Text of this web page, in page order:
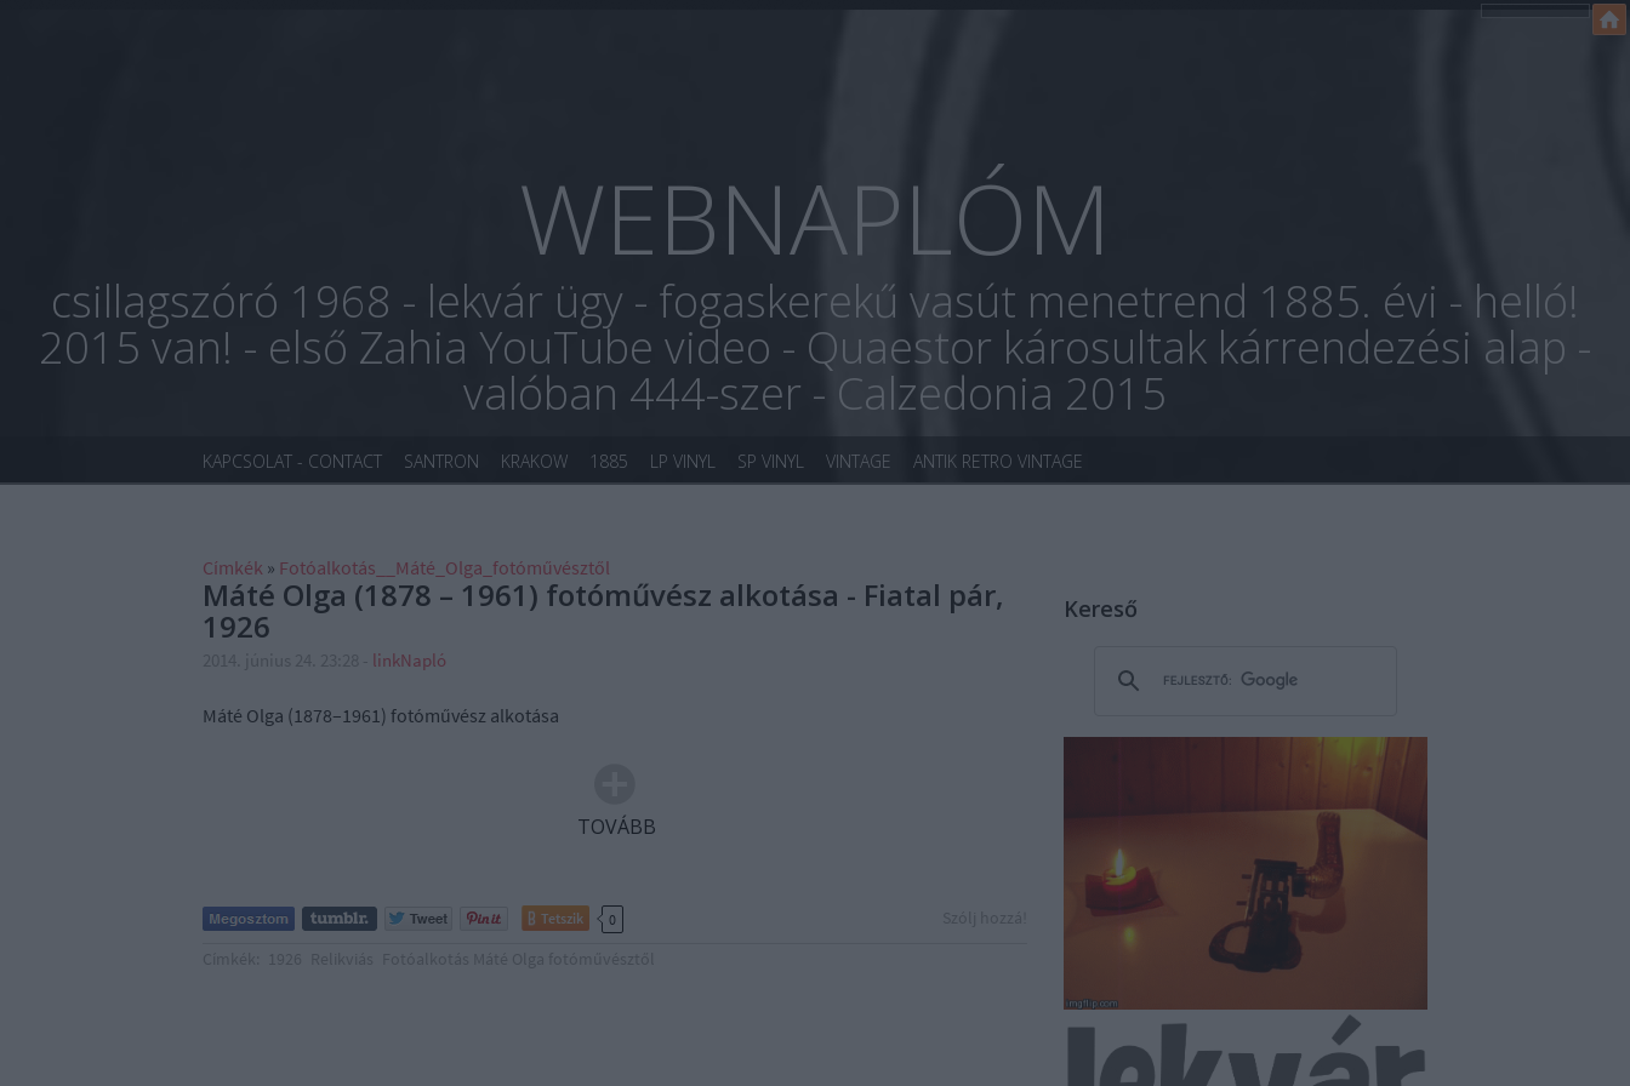
WEBNAPLÓM
csillagszóró 1968 - lekvár ügy - fogaskerekű vasút menetrend 1885. évi - helló!
2015 van! - első Zahia YouTube video - Quaestor károsultak kárrendezési alap -
valóban 444-szer - Calzedonia 2015
KAPCSOLAT - CONTACT SANTRON KRAKOW 1885 LP VINYL SP VINYL VINTAGE ANTIK RETRO VINTAGE
Címkék » Fotóalkotás__Máté_Olga_fotóművésztől
Máté Olga (1878 – 1961) fotóművész alkotása - Fiatal pár,
1926
linkNapló
Máté Olga (1878–1961) fotóművész alkotása
TOVÁBB
Tetszik 0
Kereső